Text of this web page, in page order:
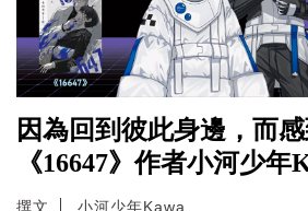
因為回到彼此身邊，而
《16647》作者小河少年
撰文 小河少年Kawa